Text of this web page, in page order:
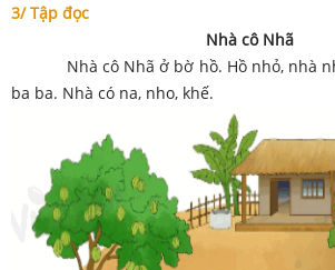
3/ Tập đọc
Nhà cô Nhã
Nhà cô Nhã ở bờ hồ. Hồ nhỏ, nhà
ba ba. Nhà có na, nho, khế.